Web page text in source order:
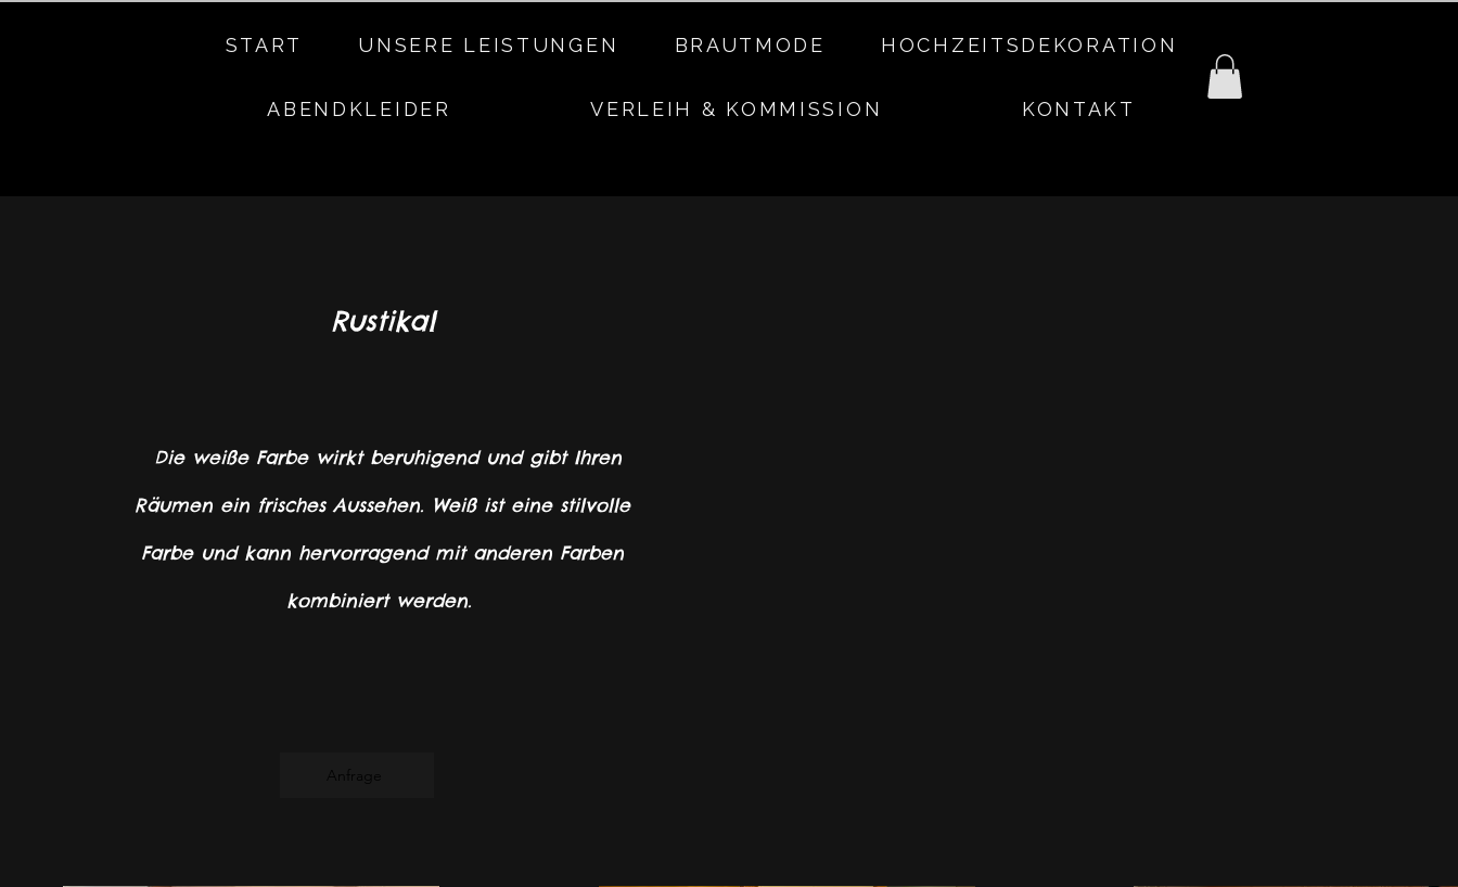
START UNSERE LEISTUNGEN BRAUTMODE HOCHZEITSDEKORATION
ABENDKLEIDER VERLEIH & KOMMISSION KONTAKT
Rustikal
Die weiße Farbe wirkt beruhigend und gibt Ihren
Räumen ein frisches Aussehen. Weiß ist eine stilvolle
Farbe und kann hervorragend mit anderen Farben
kombiniert werden.
Anfrage